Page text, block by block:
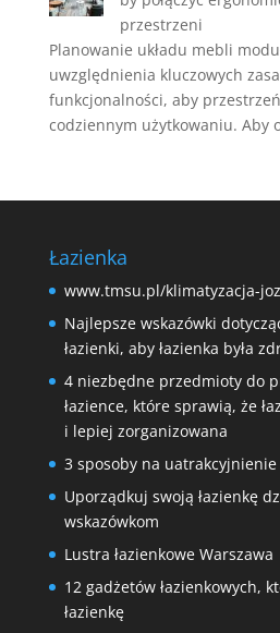
przestrzeni
Planowanie układu mebli
uwzględnienia kluczowych
funkcjonalności, aby
codziennym użytkowaniu. Aby
Łazienka
www.tmsu.pl/klimatyzacja-
Najlepsze wskazówki
łazienki, aby łazienka była
4 niezbędne przedmioty do
łazience, które sprawią, że
i lepiej zorganizowana
3 sposoby na
Uporządkuj swoją łazienkę
wskazówkom
Lustra łazienkowe Warszawa
12 gadżetów łazienkowych,
łazienkę